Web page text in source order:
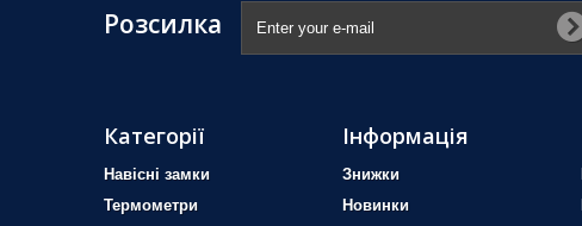
Розсилка
Категорії
Навісні замки
Термометри
Інформація
Знижки
Новинки